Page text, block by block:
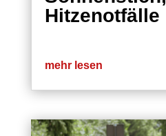
Hitzenotfälle
mehr lesen